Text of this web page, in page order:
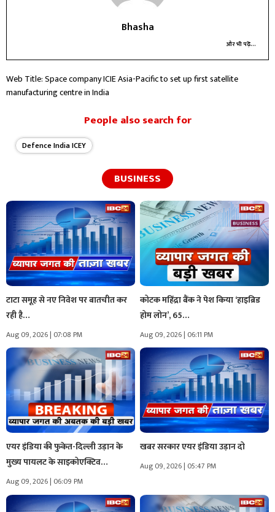
Bhasha
और भी पढ़ें...
Web Title: Space company ICIE Asia-Pacific to set up first satellite
manufacturing centre in India
People also search for
Defence India ICEY
BUSINESS
टाटा समूह से नए निवेश पर बातचीत कर
रही है…
Aug 09, 2026 | 07:08 PM
कोटक महिंद्रा बैंक ने पेश किया ‘हाइब्रिड
होम लोन’, 65…
Aug 09, 2026 | 06:11 PM
एयर इंडिया की फुकेत-दिल्ली उड़ान के
मुख्य पायलट के साइकोएक्टिव…
Aug 09, 2026 | 06:09 PM
खबर सरकार एयर इंडिया उड़ान दो
Aug 09, 2026 | 05:47 PM